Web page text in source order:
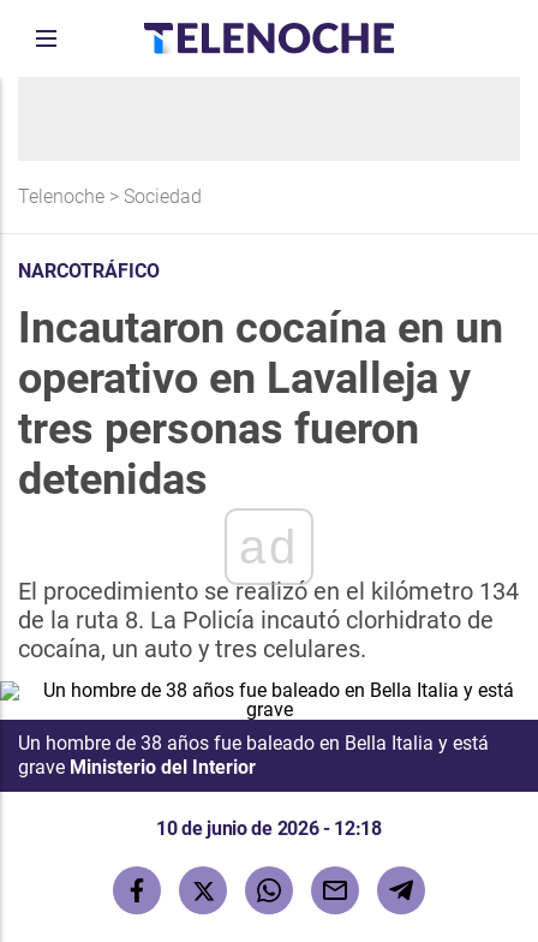
Telenoche > Sociedad
NARCOTRÁFICO
Incautaron cocaína en un
operativo en Lavalleja y
tres personas fueron
detenidas
ad
El procedimiento se realizó en el kilómetro 134
de la ruta 8. La Policía incautó clorhidrato de
cocaína, un auto y tres celulares.
Un hombre de 38 años fue baleado en Bella Italia y está
grave Ministerio del Interior
10 de junio de 2026 - 12:18